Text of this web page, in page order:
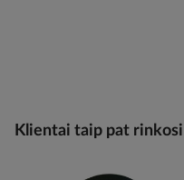
Klientai taip pat rinkosi